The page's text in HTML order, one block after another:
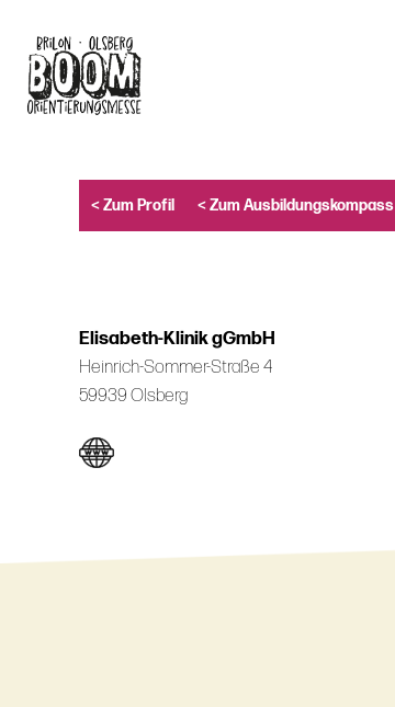
content
< Zum Profil < Zum Ausbildungskompass
Elisabeth-Klinik gGmbH
Heinrich-Sommer-Straße 4
59939 Olsberg